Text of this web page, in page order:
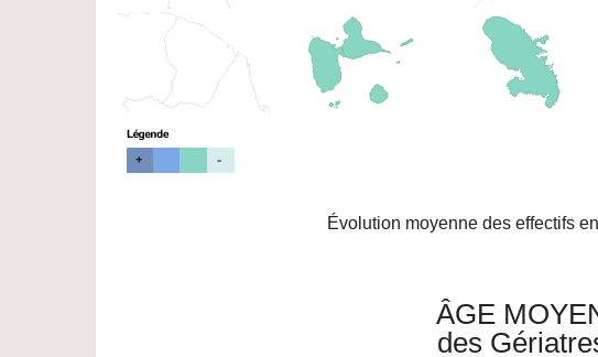
Évolution moyenne des effectifs
ÂGE
des